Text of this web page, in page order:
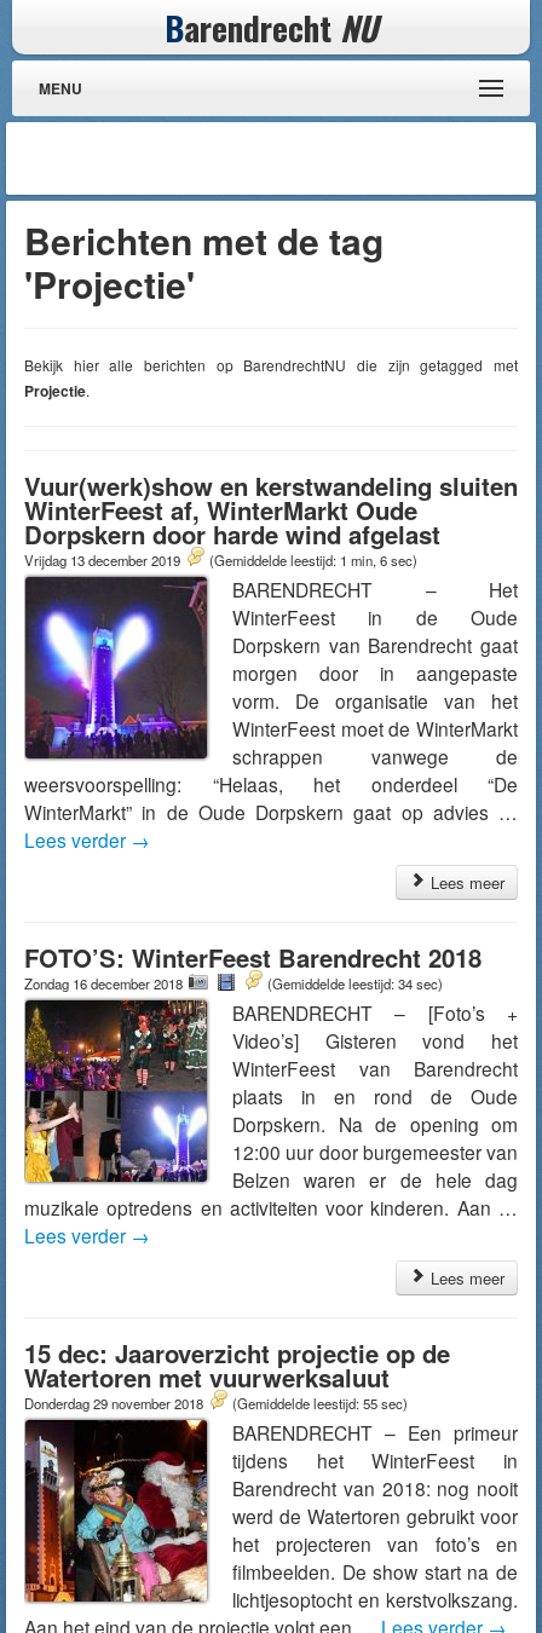
Barendrecht NU
MENU
Berichten met de tag
'Projectie'
Bekijk hier alle berichten op BarendrechtNU die zijn getagged met
Projectie.
Vuur(werk)show en kerstwandeling sluiten
WinterFeest af, WinterMarkt Oude
Dorpskern door harde wind afgelast
Vrijdag 13 december 2019 (Gemiddelde leestijd: 1 min, 6 sec)
BARENDRECHT – Het
WinterFeest in de Oude
Dorpskern van Barendrecht gaat
morgen door in aangepaste
vorm. De organisatie van het
WinterFeest moet de WinterMarkt
schrappen vanwege de
weersvoorspelling: “Helaas, het onderdeel “De
WinterMarkt” in de Oude Dorpskern gaat op advies …
Lees verder →
Lees meer
FOTO’S: WinterFeest Barendrecht 2018
Zondag 16 december 2018 (Gemiddelde leestijd: 34 sec)
BARENDRECHT – [Foto’s +
Video’s] Gisteren vond het
WinterFeest van Barendrecht
plaats in en rond de Oude
Dorpskern. Na de opening om
12:00 uur door burgemeester van
Belzen waren er de hele dag
muzikale optredens en activiteiten voor kinderen. Aan …
Lees verder →
Lees meer
15 dec: Jaaroverzicht projectie op de
Watertoren met vuurwerksaluut
Donderdag 29 november 2018 (Gemiddelde leestijd: 55 sec)
BARENDRECHT – Een primeur
tijdens het WinterFeest in
Barendrecht van 2018: nog nooit
werd de Watertoren gebruikt voor
het projecteren van foto’s en
filmbeelden. De show start na de
lichtjesoptocht en kerstvolkszang.
Aan het eind van de projectie volgt een … Lees verder →